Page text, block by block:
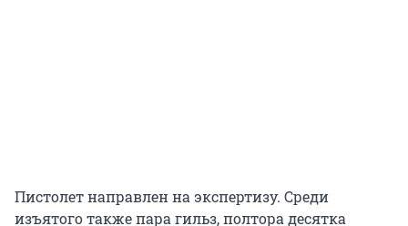
Пистолет направлен на экспертизу. Среди
изъятого также пара гильз, полтора десятка